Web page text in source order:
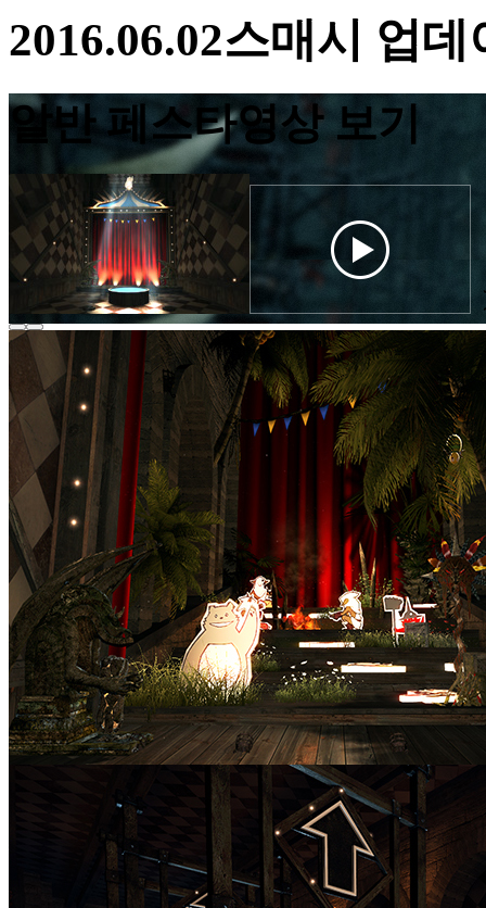
2016.06.02스매시 업데
알반 페스타영상 보기